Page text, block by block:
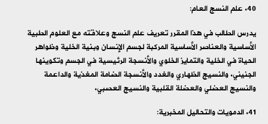
علم النسج العام:
يدرس الطالب في هذا المقرر تعريف علم النسج وعلاقته مع العلوم الطبية
الأساسية والعناصر الأساسية المركبة لجسم الإنسان وبنية الخلية وظواهر
الحياة في الخلية والتمايز الخلوي والأنسجة الرئيسية في الجسم وتكوينها
الجنيني. والنسيج الظهاري والغدد والأنسجة الضامة المغذية والداعمة
والنسيج العضلي والعضلة القلبية والنسيج العصبي.
الدمويات والتحاليل المخبرية: